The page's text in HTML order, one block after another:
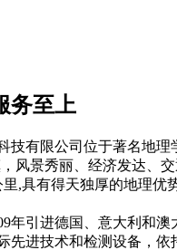
务至上
技有限公司位于著名地理
风景秀丽、经济发达、
里,具有得天独厚的地理优
引进德国、意大利和澳
先进技术和检测设备，依